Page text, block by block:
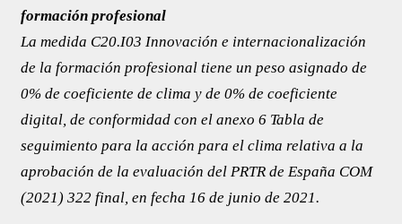
formación profesional
La medida C20.I03 Innovación e internacionalización
de la formación profesional tiene un peso asignado de
0% de coeficiente de clima y de 0% de coeficiente
digital, de conformidad con el anexo 6 ​​Tabla de
seguimiento para la acción para el clima relativa a la
aprobación de la evaluación del PRTR de España COM
(2021) 322 final, en fecha 16 de junio de 2021.